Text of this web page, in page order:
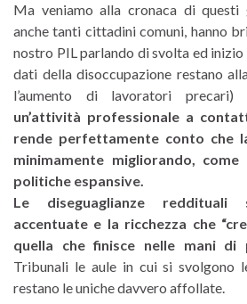
Ma veniamo alla cronaca di questi
anche tanti cittadini comuni, hanno
nostro PIL parlando di svolta ed
dati della disoccupazione restano
l’aumento di lavoratori
un’attività professionale a
rende perfettamente conto che
minimamente migliorando,
politiche espansive.
Le diseguaglianze
accentuate e la ricchezza che
quella che finisce nelle mani di
Tribunali le aule in cui si svolgono
restano le uniche davvero affollate.